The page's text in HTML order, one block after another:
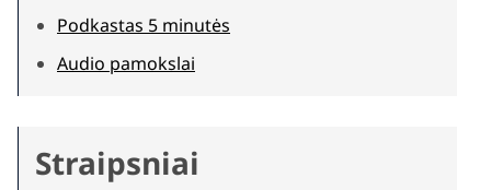
Podkastas 5 minutės
Audio pamokslai
Straipsniai